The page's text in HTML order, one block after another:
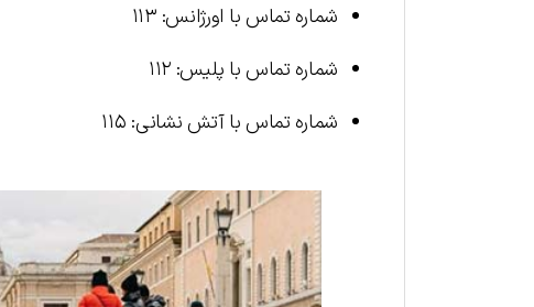
شماره تماس با اورژانس: ۱۱۳
شماره تماس با پلیس: ۱۱۲
شماره تماس با آتش نشانی: ۱۱۵